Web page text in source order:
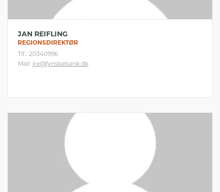
JAN REIFLING
REGIONSDIREKTØR
Tlf.: 20340996
Mail: jre@fynskebank.dk